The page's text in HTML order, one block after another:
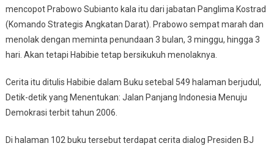
mencopot Prabowo Subianto kala itu dari jabatan Panglima Kostrad
(Komando Strategis Angkatan Darat). Prabowo sempat marah dan
menolak dengan meminta penundaan 3 bulan, 3 minggu, hingga 3
hari. Akan tetapi Habibie tetap bersikukuh menolaknya.
Cerita itu ditulis Habibie dalam Buku setebal 549 halaman berjudul,
Detik-detik yang Menentukan: Jalan Panjang Indonesia Menuju
Demokrasi terbit tahun 2006.
Di halaman 102 buku tersebut terdapat cerita dialog Presiden BJ